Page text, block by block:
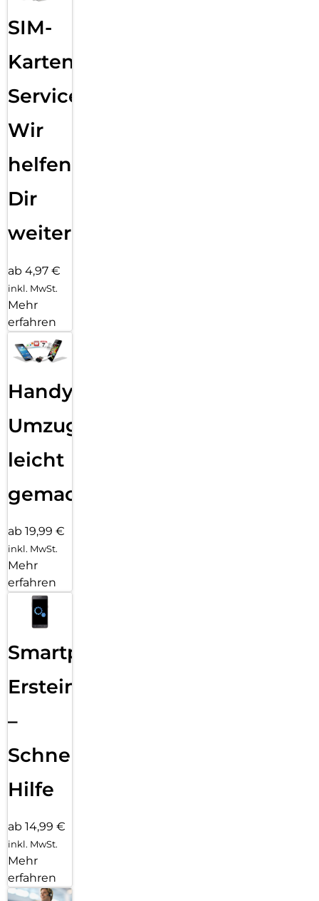
SIM-
Karten
Service:
Wir
helfen
Dir
weiter
ab 4,97 €
inkl. MwSt.
Mehr
erfahren
Handy
Umzug
leicht
gemacht!
ab 19,99 €
inkl. MwSt.
Mehr
erfahren
Smartphone
Ersteinrichtung
–
Schnelle
Hilfe
ab 14,99 €
inkl. MwSt.
Mehr
erfahren